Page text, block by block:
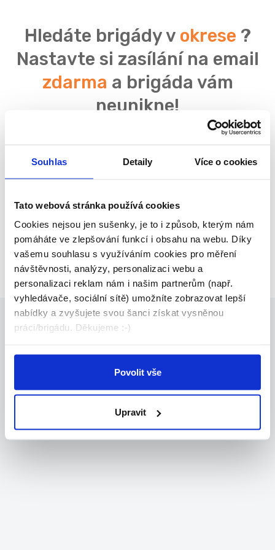
Souhlas Detaily Více o cookies
Tato webová stránka používá cookies
Cookies nejsou jen sušenky, je to i způsob, kterým nám
pomáháte ve zlepšování funkcí i obsahu na webu. Díky
vašemu souhlasu s využíváním cookies pro měření
návštěvnosti, analýzy, personalizaci webu a
personalizaci reklam nám i našim partnerům (např.
vyhledávače, sociální sítě) umožníte zobrazovat lepší
nabídky a zvyšujete svou šanci získat vysněnou
práci/brigádu. Děkujeme :-)
Povolit vše
Upravit
Hledáte brigády v okrese ?
Nastavte si zasílání na email
zdarma a brigáda vám
neunikne!